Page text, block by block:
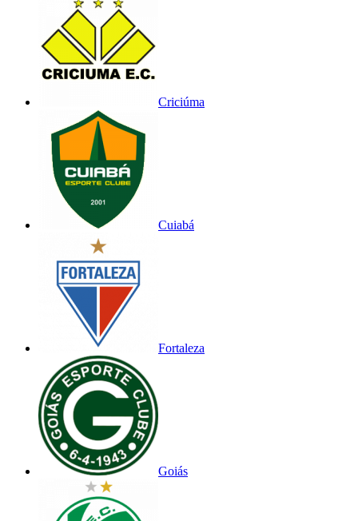
Criciúma
Cuiabá
Fortaleza
Goiás